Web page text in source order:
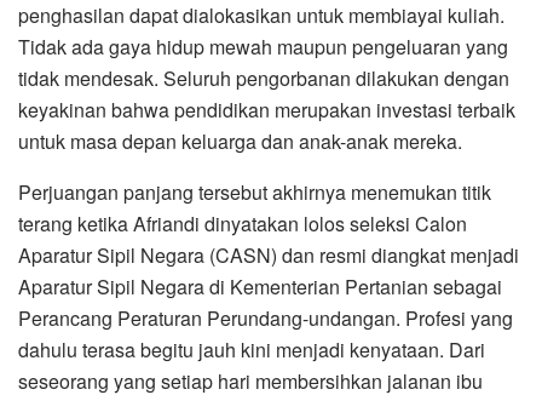
penghasilan dapat dialokasikan untuk membiayai kuliah.
Tidak ada gaya hidup mewah maupun pengeluaran yang
tidak mendesak. Seluruh pengorbanan dilakukan dengan
keyakinan bahwa pendidikan merupakan investasi terbaik
untuk masa depan keluarga dan anak-anak mereka.
Perjuangan panjang tersebut akhirnya menemukan titik
terang ketika Afriandi dinyatakan lolos seleksi Calon
Aparatur Sipil Negara (CASN) dan resmi diangkat menjadi
Aparatur Sipil Negara di Kementerian Pertanian sebagai
Perancang Peraturan Perundang-undangan. Profesi yang
dahulu terasa begitu jauh kini menjadi kenyataan. Dari
seseorang yang setiap hari membersihkan jalanan ibu